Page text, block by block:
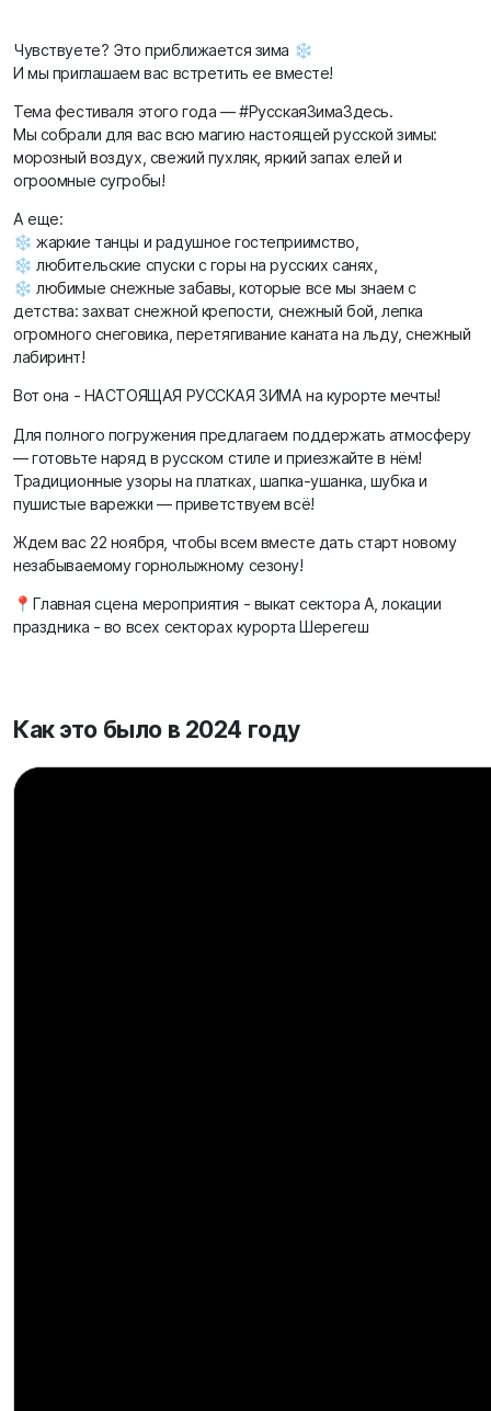
Чувствуете? Это приближается зима ❄️
И мы приглашаем вас встретить ее вместе!
Тема фестиваля этого года — #РусскаяЗимаЗдесь.
Мы собрали для вас всю магию настоящей русской зимы:
морозный воздух, свежий пухляк, яркий запах елей и
огроомные сугробы!
А еще:
❄️ жаркие танцы и радушное гостеприимство,
❄️ любительские спуски с горы на русских санях,
❄️ любимые снежные забавы, которые все мы знаем с
детства: захват снежной крепости, снежный бой, лепка
огромного снеговика, перетягивание каната на льду, снежный
лабиринт!
Вот она - НАСТОЯЩАЯ РУССКАЯ ЗИМА на курорте мечты!
Для полного погружения предлагаем поддержать атмосферу
— готовьте наряд в русском стиле и приезжайте в нём!
Традиционные узоры на платках, шапка-ушанка, шубка и
пушистые варежки — приветствуем всё!
Ждем вас 22 ноября, чтобы всем вместе дать старт новому
незабываемому горнолыжному сезону!
📍Главная сцена мероприятия - выкат сектора А, локации
праздника - во всех секторах курорта Шерегеш
Как это было в 2024 году